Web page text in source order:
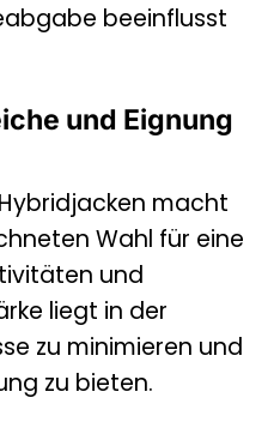
beeinflusst
und Eignung
macht
Wahl für eine
und
liegt in der
zu minimieren und
zu bieten.